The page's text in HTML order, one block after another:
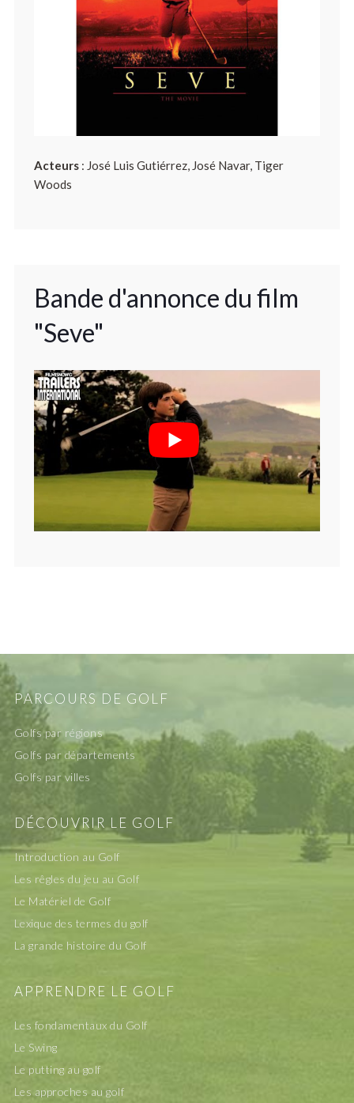
Acteurs: José Luis Gutiérrez, José Navar, Tiger
Woods
Bande d'annonce du film
"Seve"
PARCOURS DE GOLF
Golfs par régions
Golfs par départements
Golfs par villes
DÉCOUVRIR LE GOLF
Introduction au Golf
Les rêgles du jeu au Golf
Le Matériel de Golf
Lexique des termes du golf
La grande histoire du Golf
APPRENDRE LE GOLF
Les fondamentaux du Golf
Le Swing
Le putting au golf
Les approches au golf